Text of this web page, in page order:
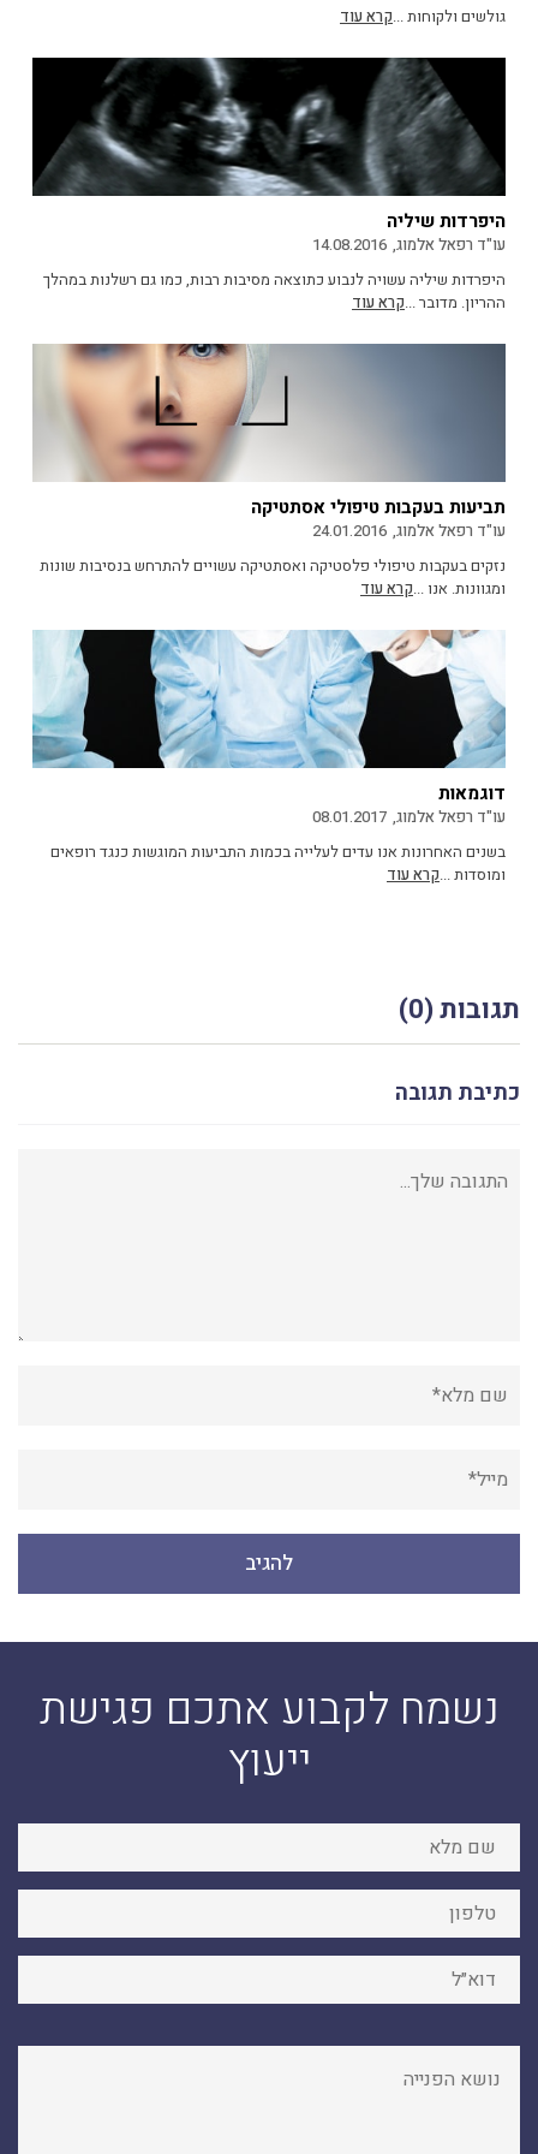
גולשים ולקוחות ...קרא עוד
היפרדות שיליה
עו"ד רפאל אלמוג, 14.08.2016
היפרדות שיליה עשויה לנבוע כתוצאה מסיבות רבות, כמו גם רשלנות במהלך
ההריון. מדובר ...קרא עוד
תביעות בעקבות טיפולי אסתטיקה
עו"ד רפאל אלמוג, 24.01.2016
נזקים בעקבות טיפולי פלסטיקה ואסתטיקה עשויים להתרחש בנסיבות שונות
ומגוונות. אנו ...קרא עוד
דוגמאות
עו"ד רפאל אלמוג, 08.01.2017
בשנים האחרונות אנו עדים לעלייה בכמות התביעות המוגשות כנגד רופאים
ומוסדות ...קרא עוד
תגובות (0)
כתיבת תגובה
נשמח לקבוע אתכם פגישת
ייעוץ